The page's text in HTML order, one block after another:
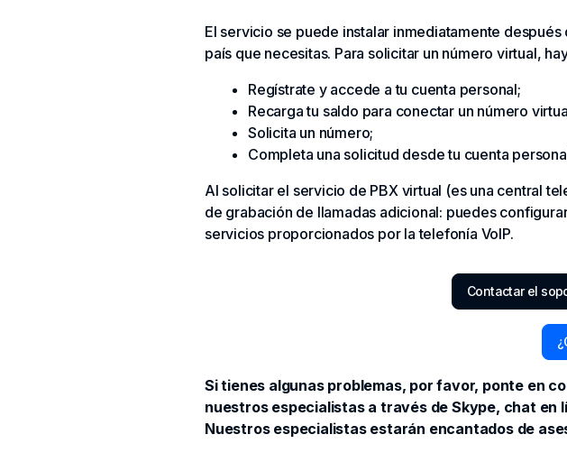
El servicio se puede instalar inmediatamente
país que necesitas. Para solicitar un número virtual,
Regístrate y accede a tu cuenta personal;
Recarga tu saldo para conectar un número
Solicita un número;
Completa una solicitud desde tu cuenta
Al solicitar el servicio de PBX virtual (es una central
de grabación de llamadas adicional: puedes
servicios proporcionados por la telefonía VoIP.
Contactar el
Si tienes algunas problemas, por favor, ponte en
nuestros especialistas a través de Skype, chat
Nuestros especialistas estarán encantados de